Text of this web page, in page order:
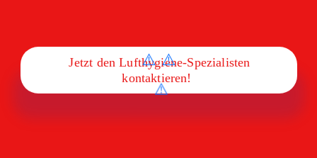
Jetzt den Lufthygiene-Spezialisten
kontaktieren!
Jetzt den Lufthygiene-Spezialisten
kontaktieren!